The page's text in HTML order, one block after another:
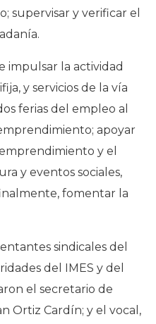
supervisar y verificar el
impulsar la actividad
y servicios de la vía
ferias del empleo al
apoyar
y el
y eventos sociales,
fomentar la
sindicales del
del IMES y del
el secretario de
Ortiz Cardín; y el vocal,